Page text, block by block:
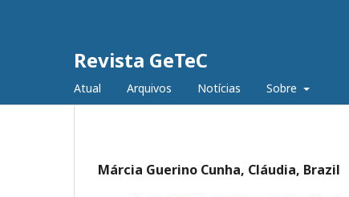
Revista GeTeC
Atual Arquivos Notícias Sobre
Márcia Guerino Cunha, Cláudia, Brazil